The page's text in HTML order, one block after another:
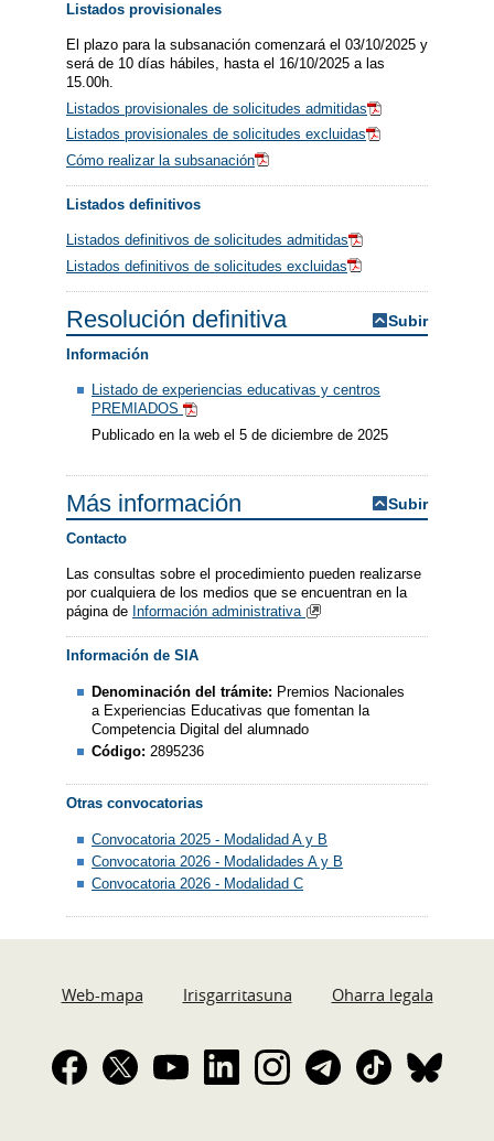
Listados provisionales
El plazo para la subsanación comenzará el 03/10/2025 y
será de 10 días hábiles, hasta el 16/10/2025 a las
15.00h.
Listados provisionales de solicitudes admitidas
Listados provisionales de solicitudes excluidas
Cómo realizar la subsanación
Listados definitivos
Listados definitivos de solicitudes admitidas
Listados definitivos de solicitudes excluidas
Resolución definitiva Subir
Información
Listado de experiencias educativas y centros
PREMIADOS
Publicado en la web el 5 de diciembre de 2025
Más información Subir
Contacto
Las consultas sobre el procedimiento pueden realizarse
por cualquiera de los medios que se encuentran en la
página de Información administrativa
Información de SIA
Denominación del trámite: Premios Nacionales
a Experiencias Educativas que fomentan la
Competencia Digital del alumnado
Código: 2895236
Otras convocatorias
Convocatoria 2025 - Modalidad A y B
Convocatoria 2026 - Modalidades A y B
Convocatoria 2026 - Modalidad C
Web-mapa Irisgarritasuna Oharra legala